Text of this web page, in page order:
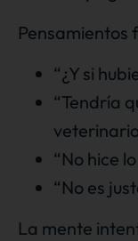
Pensamientos
“¿Y si
“Tendría
“No hice
“No es
La mente